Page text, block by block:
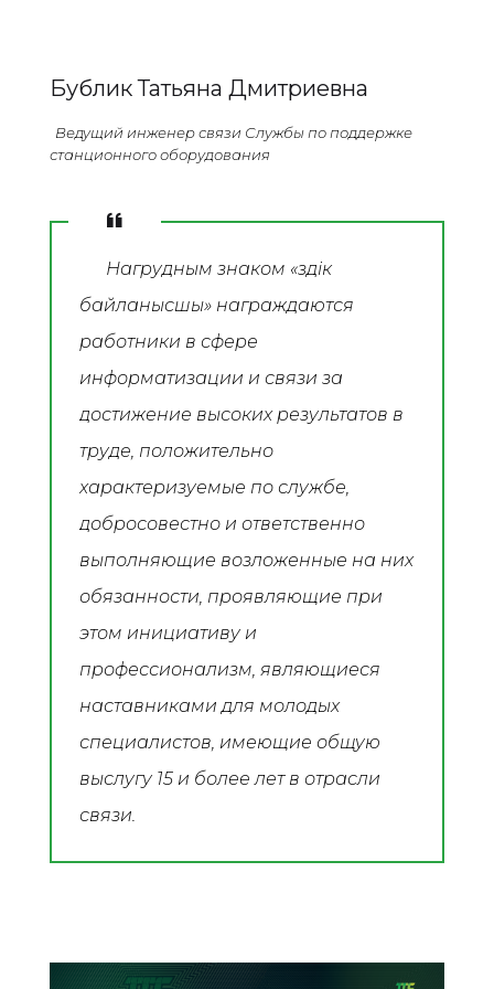
Бублик Татьяна Дмитриевна
Ведущий инженер связи Службы по поддержке
станционного оборудования
Нагрудным знаком «Үздік
байланысшы» награждаются
работники в сфере
информатизации и связи за
достижение высоких результатов в
труде, положительно
характеризуемые по службе,
добросовестно и ответственно
выполняющие возложенные на них
обязанности, проявляющие при
этом инициативу и
профессионализм, являющиеся
наставниками для молодых
специалистов, имеющие общую
выслугу 15 и более лет в отрасли
связи.